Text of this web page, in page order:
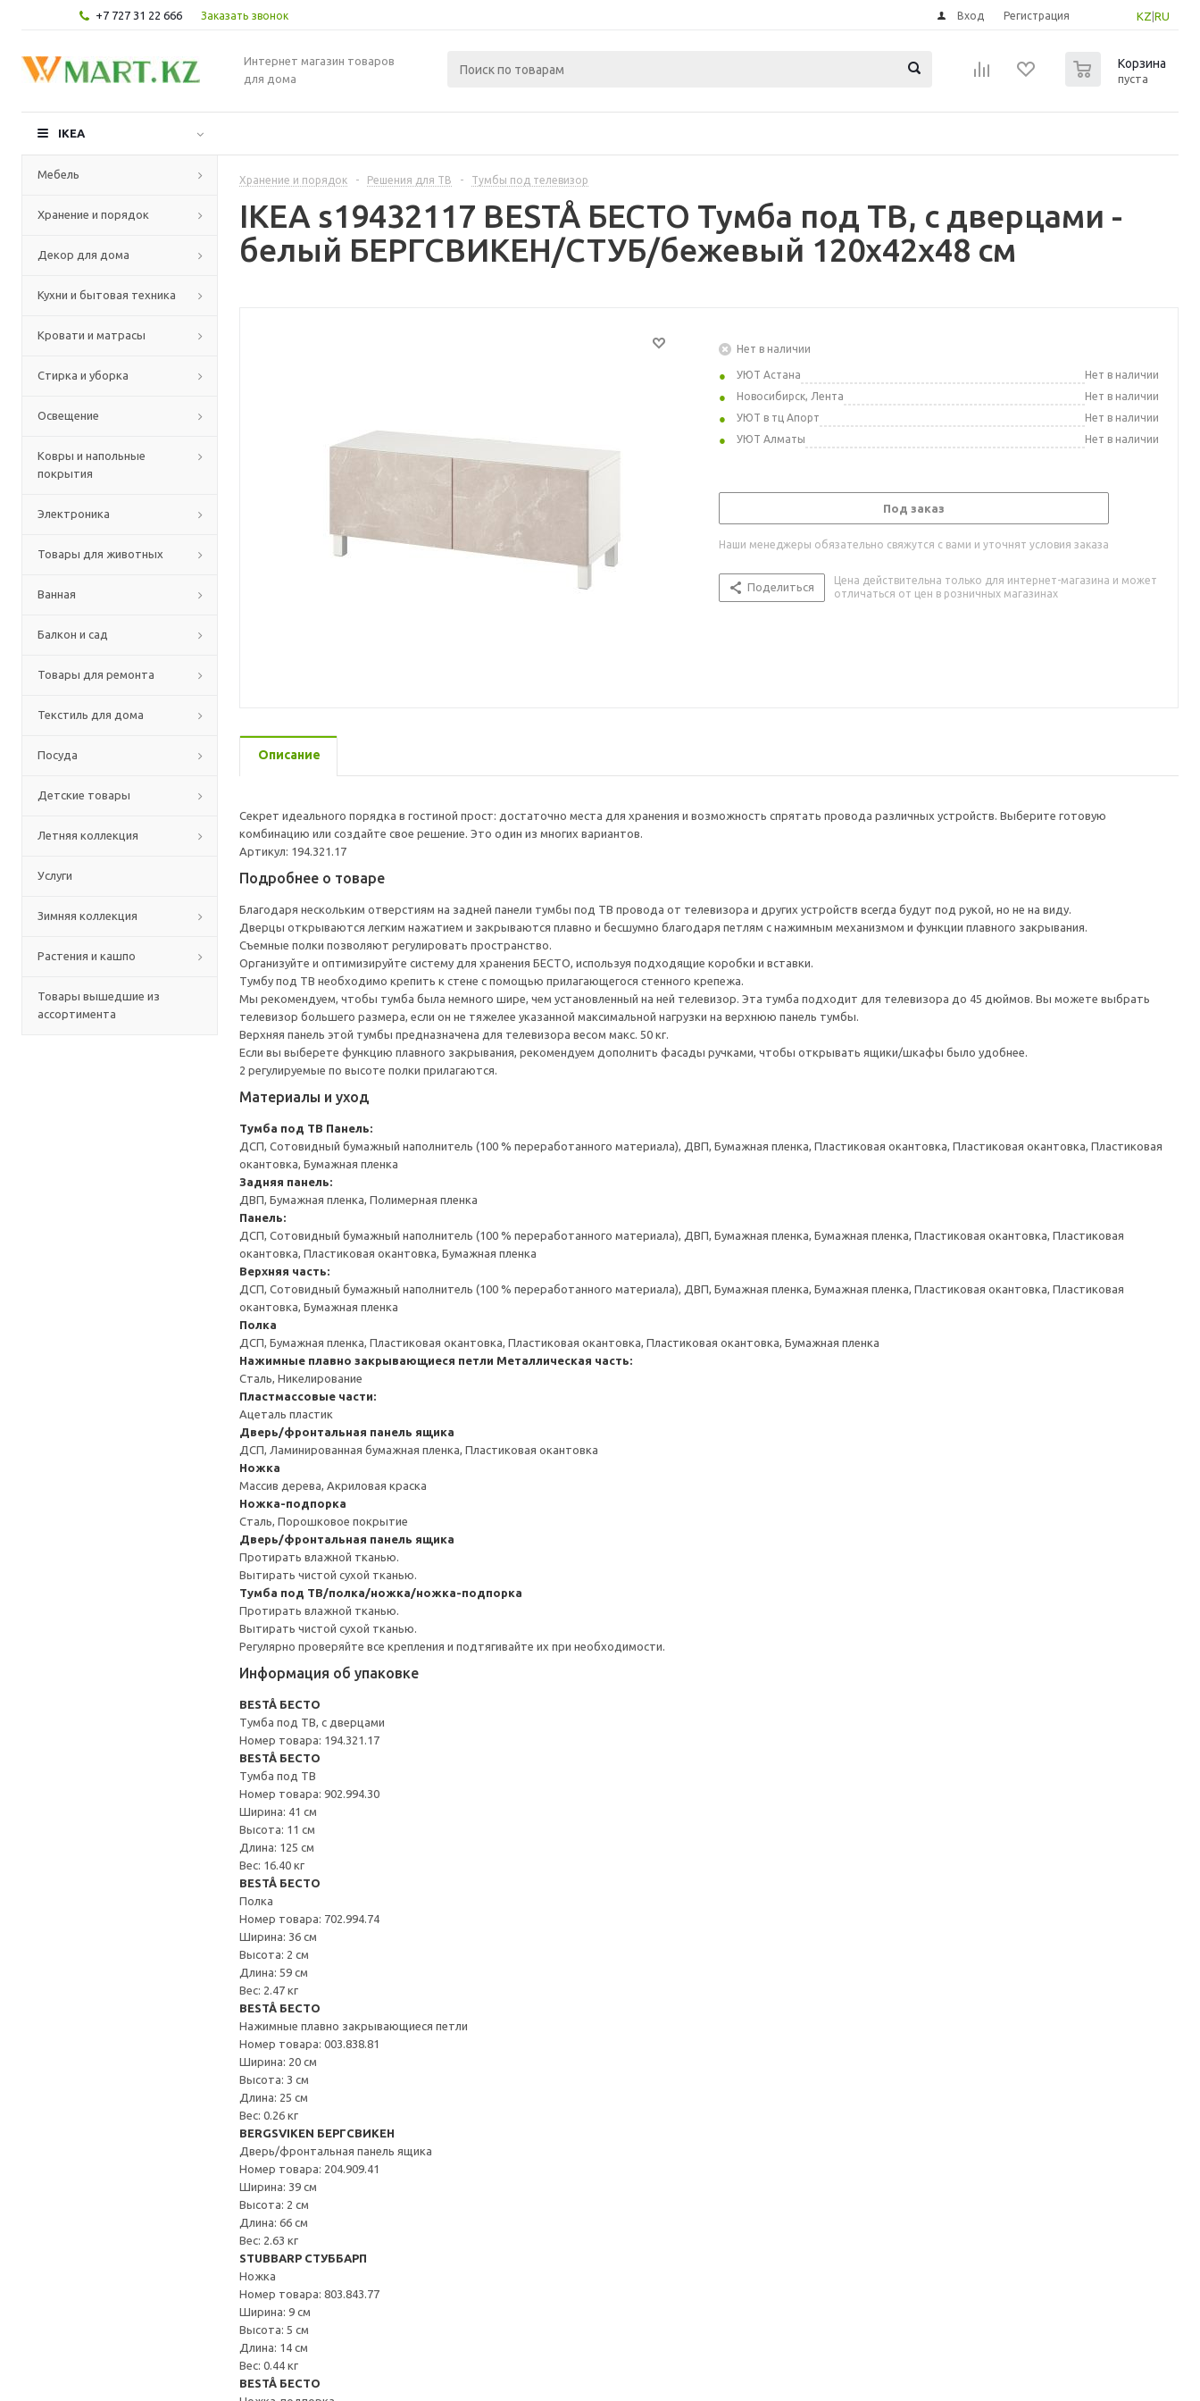
+7 727 31 22 666 Заказать звонок KZ RU
Вход Регистрация
Интернет магазин товаров
для дома
Корзина
пуста
IKEA
Мебель
Хранение и порядок
Декор для дома
Кухни и бытовая техника
Кровати и матрасы
Стирка и уборка
Освещение
Ковры и напольные
покрытия
Электроника
Товары для животных
Ванная
Балкон и сад
Товары для ремонта
Текстиль для дома
Посуда
Детские товары
Летняя коллекция
Услуги
Зимняя коллекция
Растения и кашпо
Товары вышедшие из
ассортимента
Хранение и порядок - Решения для ТВ - Тумбы под телевизор
IKEA s19432117 BESTÅ БЕСТО Тумба под ТВ, с дверцами -
белый БЕРГСВИКЕН/СТУБ/бежевый 120x42x48 см
Нет в наличии
УЮТ Астана
Нет в наличии
Новосибирск, Лента
Нет в наличии
УЮТ в тц Апорт
Нет в наличии
УЮТ Алматы
Нет в наличии
Под заказ
Наши менеджеры обязательно свяжутся с вами и уточнят условия заказа
Поделиться
Цена действительна только для интернет-магазина и может
отличаться от цен в розничных магазинах
Описание
Секрет идеального порядка в гостиной прост: достаточно места для хранения и возможность спрятать провода различных устройств. Выберите готовую
комбинацию или создайте свое решение. Это один из многих вариантов.
Артикул: 194.321.17
Подробнее о товаре
Благодаря нескольким отверстиям на задней панели тумбы под ТВ провода от телевизора и других устройств всегда будут под рукой, но не на виду.
Дверцы открываются легким нажатием и закрываются плавно и бесшумно благодаря петлям с нажимным механизмом и функции плавного закрывания.
Съемные полки позволяют регулировать пространство.
Организуйте и оптимизируйте систему для хранения БЕСТО, используя подходящие коробки и вставки.
Тумбу под ТВ необходимо крепить к стене с помощью прилагающегося стенного крепежа.
Мы рекомендуем, чтобы тумба была немного шире, чем установленный на ней телевизор. Эта тумба подходит для телевизора до 45 дюймов. Вы можете выбрать
телевизор большего размера, если он не тяжелее указанной максимальной нагрузки на верхнюю панель тумбы.
Верхняя панель этой тумбы предназначена для телевизора весом макс. 50 кг.
Если вы выберете функцию плавного закрывания, рекомендуем дополнить фасады ручками, чтобы открывать ящики/шкафы было удобнее.
2 регулируемые по высоте полки прилагаются.
Материалы и уход
Тумба под ТВ Панель:
ДСП, Сотовидный бумажный наполнитель (100 % переработанного материала), ДВП, Бумажная пленка, Пластиковая окантовка, Пластиковая окантовка, Пластиковая
окантовка, Бумажная пленка
Задняя панель:
ДВП, Бумажная пленка, Полимерная пленка
Панель:
ДСП, Сотовидный бумажный наполнитель (100 % переработанного материала), ДВП, Бумажная пленка, Бумажная пленка, Пластиковая окантовка, Пластиковая
окантовка, Пластиковая окантовка, Бумажная пленка
Верхняя часть:
ДСП, Сотовидный бумажный наполнитель (100 % переработанного материала), ДВП, Бумажная пленка, Бумажная пленка, Пластиковая окантовка, Пластиковая
окантовка, Бумажная пленка
Полка
ДСП, Бумажная пленка, Пластиковая окантовка, Пластиковая окантовка, Пластиковая окантовка, Бумажная пленка
Нажимные плавно закрывающиеся петли Металлическая часть:
Сталь, Никелирование
Пластмассовые части:
Ацеталь пластик
Дверь/фронтальная панель ящика
ДСП, Ламинированная бумажная пленка, Пластиковая окантовка
Ножка
Массив дерева, Акриловая краска
Ножка-подпорка
Сталь, Порошковое покрытие
Дверь/фронтальная панель ящика
Протирать влажной тканью.
Вытирать чистой сухой тканью.
Тумба под ТВ/полка/ножка/ножка-подпорка
Протирать влажной тканью.
Вытирать чистой сухой тканью.
Регулярно проверяйте все крепления и подтягивайте их при необходимости.
Информация об упаковке
BESTÅ БЕСТО
Тумба под ТВ, с дверцами
Номер товара: 194.321.17
BESTÅ БЕСТО
Тумба под ТВ
Номер товара: 902.994.30
Ширина: 41 см
Высота: 11 см
Длина: 125 см
Вес: 16.40 кг
BESTÅ БЕСТО
Полка
Номер товара: 702.994.74
Ширина: 36 см
Высота: 2 см
Длина: 59 см
Вес: 2.47 кг
BESTÅ БЕСТО
Нажимные плавно закрывающиеся петли
Номер товара: 003.838.81
Ширина: 20 см
Высота: 3 см
Длина: 25 см
Вес: 0.26 кг
BERGSVIKEN БЕРГСВИКЕН
Дверь/фронтальная панель ящика
Номер товара: 204.909.41
Ширина: 39 см
Высота: 2 см
Длина: 66 см
Вес: 2.63 кг
STUBBARP СТУББАРП
Ножка
Номер товара: 803.843.77
Ширина: 9 см
Высота: 5 см
Длина: 14 см
Вес: 0.44 кг
BESTÅ БЕСТО